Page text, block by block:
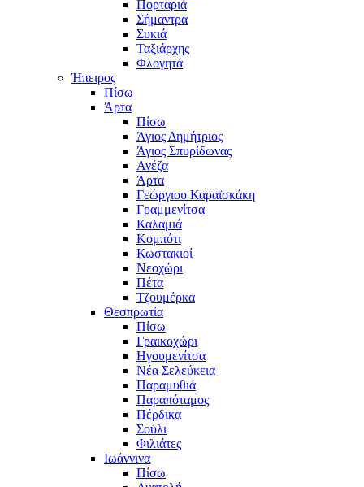
Πορταριά
Σήμαντρα
Συκιά
Ταξιάρχης
Φλογητά
Ήπειρος
Πίσω
Άρτα
Πίσω
Άγιος Δημήτριος
Άγιος Σπυρίδωνας
Ανέζα
Άρτα
Γεώργιου Καραϊσκάκη
Γραμμενίτσα
Καλαμιά
Κομπότι
Κωστακιοί
Νεοχώρι
Πέτα
Τζουμέρκα
Θεσπρωτία
Πίσω
Γραικοχώρι
Ηγουμενίτσα
Νέα Σελεύκεια
Παραμυθιά
Παραπόταμος
Πέρδικα
Σούλι
Φιλιάτες
Ιωάννινα
Πίσω